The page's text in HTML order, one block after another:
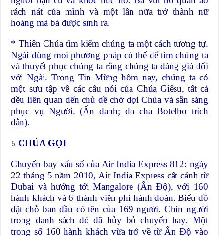
rách nát của mình và một lần nữa trở thành nữ
hoàng mà bà được sinh ra.
* Thiên Chúa tìm kiếm chúng ta một cách tương tự.
Ngài dùng mọi phương pháp có thể để tìm chúng ta
và thuyết phục chúng ta rằng chúng ta đáng giá đối
với Ngài. Trong Tin Mừng hôm nay, chúng ta có
một sưu tập về các câu nói của Chúa Giêsu, tất cả
đều liên quan đến chủ đề chờ đợi Chúa và sẵn sàng
phục vụ Người. (Ẩn danh; do cha Botelho trích
dẫn).
CHÚA GỌI
Chuyến bay xấu số của Air India Express 812: ngày
22 tháng 5 năm 2010, Air India Express cất cánh từ
Dubai và hướng tới Mangalore (Ấn Độ), với 160
hành khách và 6 thành viên phi hành đoàn. Biểu đồ
đặt chỗ ban đầu có tên của 169 người. Chín người
trong danh sách đó đã hủy bỏ chuyến bay. Một
trong số 160 hành khách vừa trở về từ Ấn Độ vào